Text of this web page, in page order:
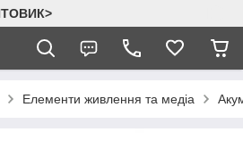
Елементи живлення та медіа